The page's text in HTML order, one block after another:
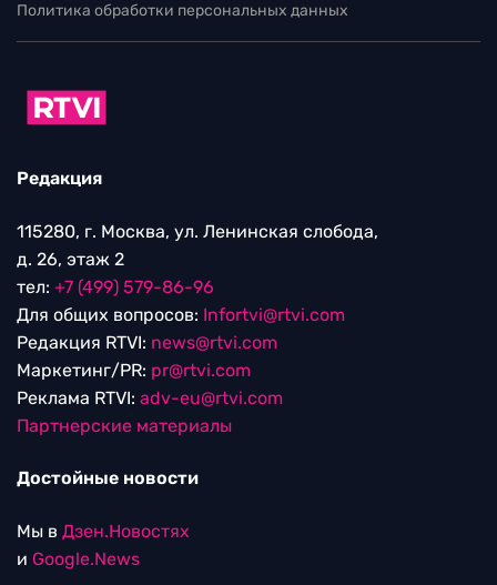
Политика обработки персональных данных
Редакция
115280, г. Москва, ул. Ленинская слобода,
д. 26, этаж 2
тел: +7 (499) 579-86-96
Для общих вопросов: Infortvi@rtvi.com
Редакция RTVI: news@rtvi.com
Маркетинг/PR: pr@rtvi.com
Реклама RTVI: adv-eu@rtvi.com
Партнерские материалы
Достойные новости
Мы в Дзен.Новостях
и Google.News